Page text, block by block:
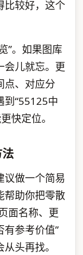
比较好，这个
”。如果图库
会儿就忘。更
点、对应分
到“55125中
快定位。
议做一个简易
帮助你把零散
面名称、更
参考价值”
头再找。